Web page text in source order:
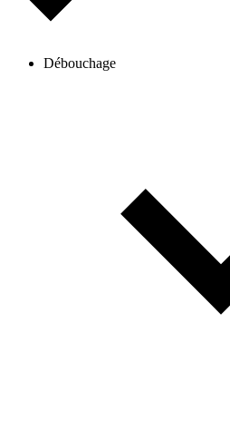
Débouchage